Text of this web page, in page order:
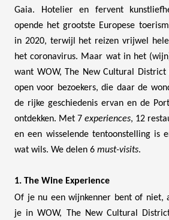
Gaia. Hotelier en fervent
opende het grootste Europese
in 2020, terwijl het reizen vrijwel
het coronavirus. Maar wat in het
want WOW, The New Cultural District
open voor bezoekers, die daar de
de rijke geschiedenis ervan en de
ontdekken. Met 7 experiences, 12
en een wisselende tentoonstelling is
wat wils. We delen 6 must-visits.
1. The Wine Experience
Of je nu een wijnkenner bent of niet,
je in WOW, The New Cultural